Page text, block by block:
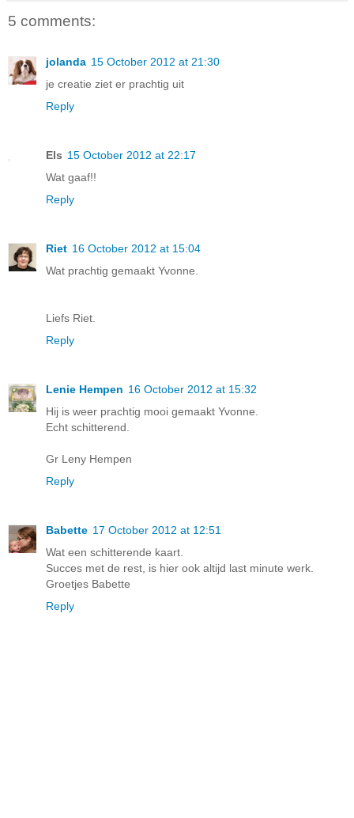
5 comments:
jolanda 15 October 2012 at 21:30
je creatie ziet er prachtig uit
Reply
Els 15 October 2012 at 22:17
Wat gaaf!!
Reply
Riet 16 October 2012 at 15:04
Wat prachtig gemaakt Yvonne.
Liefs Riet.
Reply
Lenie Hempen 16 October 2012 at 15:32
Hij is weer prachtig mooi gemaakt Yvonne.
Echt schitterend.
Gr Leny Hempen
Reply
Babette 17 October 2012 at 12:51
Wat een schitterende kaart.
Succes met de rest, is hier ook altijd last minute werk.
Groetjes Babette
Reply